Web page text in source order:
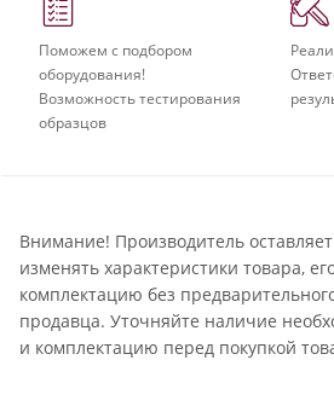
Поможем с подбором
оборудования!
Возможность тестирования
образцов
Внимание! Производитель
изменять характеристики товара,
комплектацию без
продавца. Уточняйте наличие
и комплектацию перед покупкой